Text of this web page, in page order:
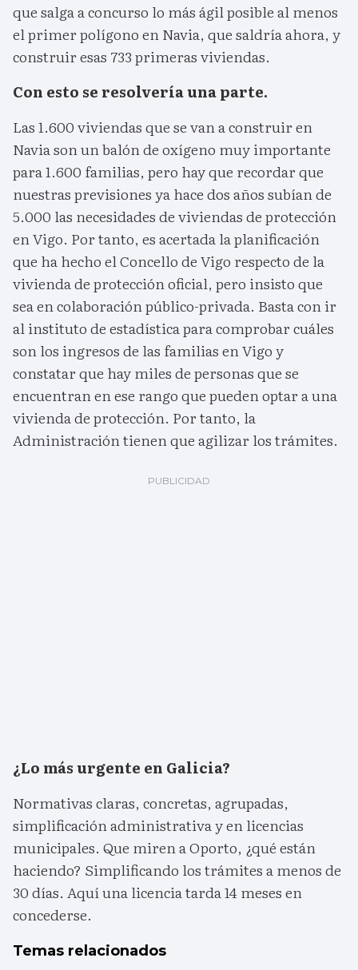
que salga a concurso lo más ágil posible al menos
el primer polígono en Navia, que saldría ahora, y
construir esas 733 primeras viviendas.
Con esto se resolvería una parte.
Las 1.600 viviendas que se van a construir en
Navia son un balón de oxígeno muy importante
para 1.600 familias, pero hay que recordar que
nuestras previsiones ya hace dos años subían de
5.000 las necesidades de viviendas de protección
en Vigo. Por tanto, es acertada la planificación
que ha hecho el Concello de Vigo respecto de la
vivienda de protección oficial, pero insisto que
sea en colaboración público-privada. Basta con ir
al instituto de estadística para comprobar cuáles
son los ingresos de las familias en Vigo y
constatar que hay miles de personas que se
encuentran en ese rango que pueden optar a una
vivienda de protección. Por tanto, la
Administración tienen que agilizar los trámites.
¿Lo más urgente en Galicia?
Normativas claras, concretas, agrupadas,
simplificación administrativa y en licencias
municipales. Que miren a Oporto, ¿qué están
haciendo? Simplificando los trámites a menos de
30 días. Aquí una licencia tarda 14 meses en
concederse.
Temas relacionados